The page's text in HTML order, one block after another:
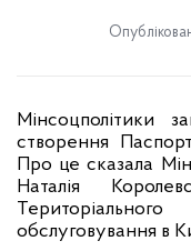
Мінсоцполітики
створення
Про це сказала
Наталія
обслуговування в